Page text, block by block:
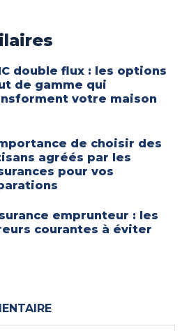
double flux : les options
de gamme qui
votre maison
de choisir des
agréés par les
pour vos
emprunteur : les
courantes à éviter